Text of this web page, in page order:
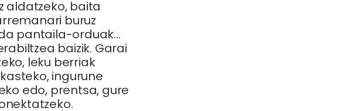
aldatzeko, baita
buruz
pantaila-orduak
baizik. Garai
leku berriak
ingurune
edo, prentsa, gure